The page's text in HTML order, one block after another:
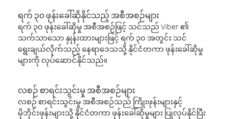
ရက် ၃၀ ဖုန်းခေါ်ဆိုနိုင်သည့် အစီအစဉ်များ
ရက် ၃၀ ဖုန်းခေါ်ဆိုမှု အစီအစဉ်ဖြင့် သင်သည် Viber ၏
သက်သာသော နှုန်းထားများဖြင့် ရက် ၃၀ အတွင်း သင်
ရွေးချယ်လိုက်သည့် နေရာဒေသသို့ နိုင်ငံတကာ ဖုန်းခေါ်ဆိုမှု
များကို လုပ်ဆောင်နိုင်သည်။
လစဉ် စာရင်းသွင်းမှု အစီအစဉ်များ
လစဉ် စာရင်းသွင်းမှု အစီအစဉ်သည် ကြိုးဖုန်းများနှင့်
မိုဘိုင်းဖုန်းများသို့ နိုင်ငံတကာ ဖုန်းခေါ်ဆိုမှုများ ပြုလုပ်နိုင်ပြီး